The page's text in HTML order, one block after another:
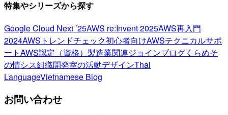
特集やシリーズから探す
Google Cloud Next ’25AWS re:Invent 2025AWS再入門
2024AWSトレンドチェック初心者向けAWSテクニカルサポ
ートAWS認定（資格） 製造業関連ジョインブログくらめそ
の情シス組織開発室の活動デザインThai
LanguageVietnamese Blog
お問い合わせ